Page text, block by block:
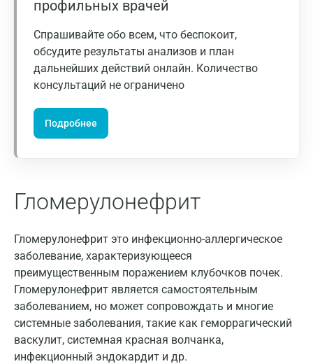
профильных врачей
Спрашивайте обо всем, что беспокоит,
обсудите результаты анализов и план
дальнейших действий онлайн. Количество
консультаций не ограничено
Подробнее
Гломерулонефрит
Гломерулонефрит это инфекционно-аллергическое
заболевание, характеризующееся
преимущественным поражением клубочков почек.
Гломерулонефрит является самостоятельным
заболеванием, но может сопровождать и многие
системные заболевания, такие как геморрагический
васкулит, системная красная волчанка,
инфекционный эндокардит и др.
Долгопрудный
Домодедово
Жуковский
Звенигород
Иваново
Ивантеевка
Истра
Йошкар-Ола
Калининград